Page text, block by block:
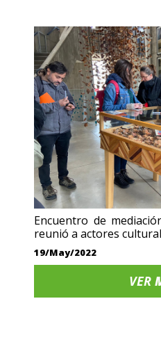
Encuentro de
reunió a actores
19/May/2022
VER